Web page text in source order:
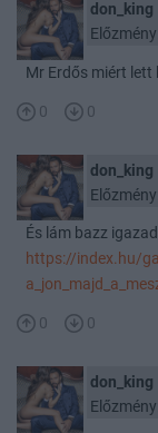
don_king
Előzmény:
Mr Erdős miért lett
0 0
don_king
Előzmény:
És lám bazz
https://index.hu/
0 0
don_king
Előzmény: